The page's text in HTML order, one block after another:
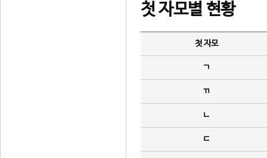
첫 자모별 현황
첫 자모
ㄱ
ㄲ
ㄴ
ㄷ